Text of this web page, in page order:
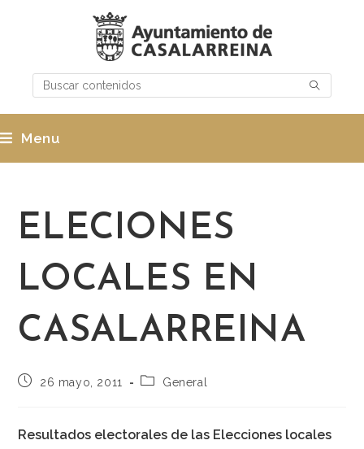
Menu
ELECIONES
LOCALES EN
CASALARREINA
26 mayo, 2011 General
Resultados electorales de las Elecciones locales